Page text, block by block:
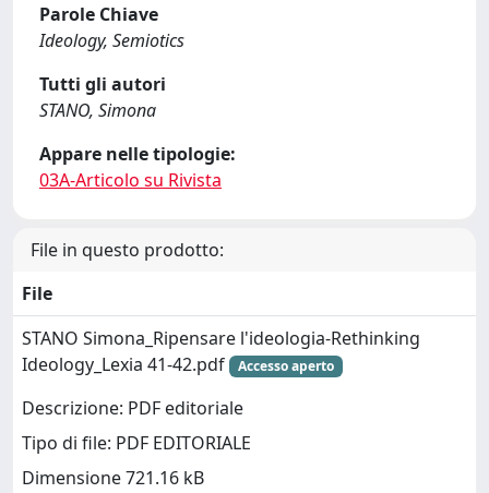
Parole Chiave
Ideology, Semiotics
Tutti gli autori
STANO, Simona
Appare nelle tipologie:
03A-Articolo su Rivista
File in questo prodotto:
File
STANO Simona_Ripensare l'ideologia-Rethinking
Ideology_Lexia 41-42.pdf
Accesso aperto
Descrizione: PDF editoriale
Tipo di file: PDF EDITORIALE
Dimensione 721.16 kB